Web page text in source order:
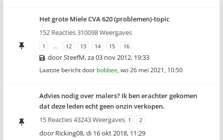
Het grote Miele CVA 620 (problemen)-topic
152 Reacties 310098 Weergaves
1 … 12 13 14 15 16
doorSteefM,za 03 nov 2012, 19:33
Laatste bericht door bobbee, wo 26 mei 2021, 10:50
Advies nodig over malers? Ik ben erachter gekomen
dat deze leden echt geen onzin verkopen.
15 Reacties 43243 Weergaves 1 2
door Ricking08,di 16 okt 2018, 11:29